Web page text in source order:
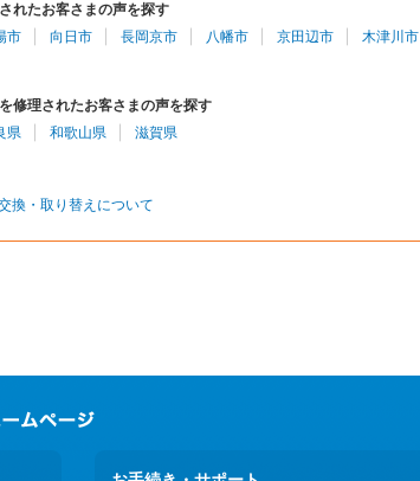
れたお客さまの声を探す
市
向日市 長岡京市 八幡市 京田辺市 木津川市
修理されたお客さまの声を探す
県
和歌山県 滋賀県
換・取り替えについて